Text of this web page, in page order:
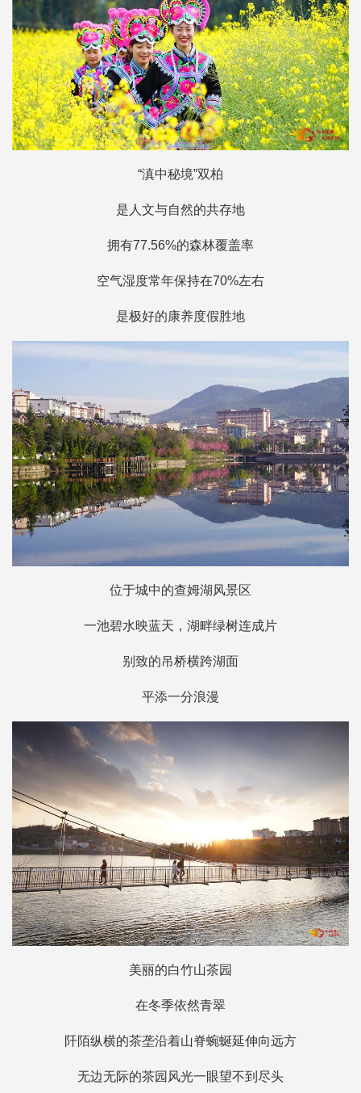
“滇中秘境”双柏
是人文与自然的共存地
拥有77.56%的森林覆盖率
空气湿度常年保持在70%左右
是极好的康养度假胜地
位于城中的查姆湖风景区
一池碧水映蓝天，湖畔绿树连成片
别致的吊桥横跨湖面
平添一分浪漫
美丽的白竹山茶园
在冬季依然青翠
阡陌纵横的茶垄沿着山脊蜿蜒延伸向远方
无边无际的茶园风光一眼望不到尽头